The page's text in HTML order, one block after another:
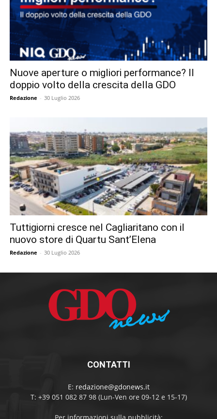
Nuove aperture o migliori performance? Il
doppio volto della crescita della GDO
Redazione - 30 Luglio 2026
Tuttigiorni cresce nel Cagliaritano con il
nuovo store di Quartu Sant’Elena
Redazione - 30 Luglio 2026
CONTATTI
E: redazione@gdonews.it
T: +39 051 082 87 98 (Lun-Ven ore 09-12 e 15-17)